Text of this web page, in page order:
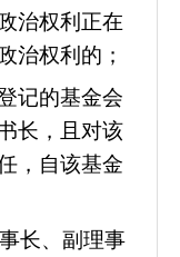
治权利正在
治权利的；
记的基金会
长，且对该
，自该基金
长、副理事